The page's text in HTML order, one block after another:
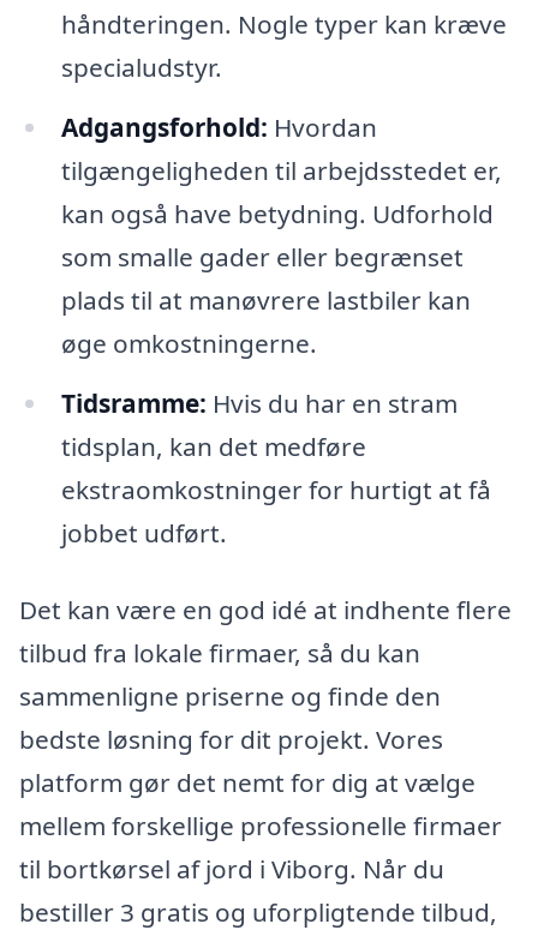
håndteringen. Nogle typer kan kræve
specialudstyr.
Adgangsforhold: Hvordan
tilgængeligheden til arbejdsstedet er,
kan også have betydning. Udforhold
som smalle gader eller begrænset
plads til at manøvrere lastbiler kan
øge omkostningerne.
Tidsramme: Hvis du har en stram
tidsplan, kan det medføre
ekstraomkostninger for hurtigt at få
jobbet udført.
Det kan være en god idé at indhente flere
tilbud fra lokale firmaer, så du kan
sammenligne priserne og finde den
bedste løsning for dit projekt. Vores
platform gør det nemt for dig at vælge
mellem forskellige professionelle firmaer
til bortkørsel af jord i Viborg. Når du
bestiller 3 gratis og uforpligtende tilbud,